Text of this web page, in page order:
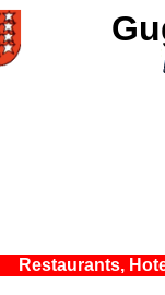
Restaurants,